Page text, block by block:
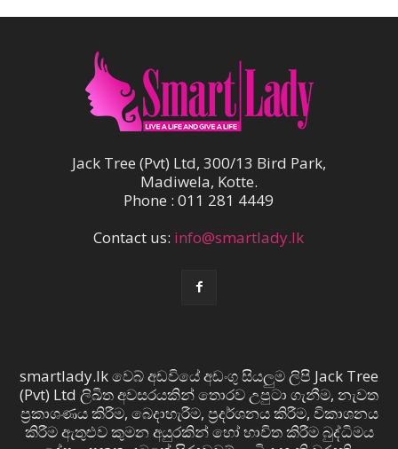
Jack Tree (Pvt) Ltd, 300/13 Bird Park,
Madiwela, Kotte.
Phone : 011 281 4449
Contact us: info@smartlady.lk
smartlady.lk වෙබ් අඩවියේ අඩංගු සියලුම ලිපි Jack Tree
(Pvt) Ltd ලිඛිත අවසරයකින් තොරව උපුටා ගැනීම, නැවත
ප්‍රකාශණය කිරීම, බෙදාහැරීම, ප්‍රදර්ශනය කිරීම, විකාශනය
කිරීම ඇතුළුව කුමන අයුරකින් හෝ භාවිත කිරීම බුද්ධිමය